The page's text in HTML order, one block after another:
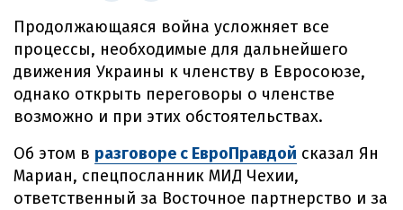
Продолжающаяся война усложняет все
процессы, необходимые для дальнейшего
движения Украины к членству в Евросоюзе,
однако открыть переговоры о членстве
возможно и при этих обстоятельствах.
Об этом в разговоре с ЕвроПравдой сказал Ян
Мариан, спецпосланник МИД Чехии,
ответственный за Восточное партнерство и за